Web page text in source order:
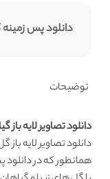
دانلود پس زمینه
توضیحات
دانلود تصاویر لایه باز
دانلود تصاویر لایه بازگل
همانطور که دردانلود